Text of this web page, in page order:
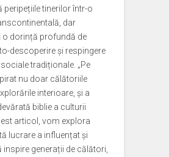
peripețiile tinerilor într-o
dar
o dorință profundă de
descoperire și respingere
tradiționale. „Pe
nu doar călătoriile
interioare, și a
biblie a culturii
articol, vom explora
lucrare a influențat și
generații de călători,